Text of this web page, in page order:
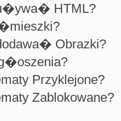
HTML?
Obrazki?
Przyklejone?
Zablokowane?